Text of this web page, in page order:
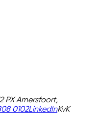
PX Amersfoort,
0102LinkedInKvK